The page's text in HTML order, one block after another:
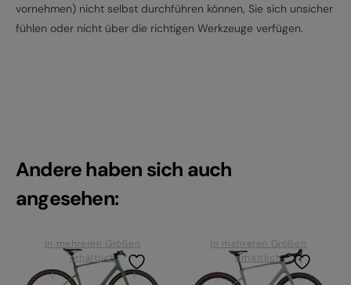
vornehmen) nicht selbst durchführen können, Sie sich unsicher
fühlen oder nicht über die richtigen Werkzeuge verfügen.
Andere haben sich auch
angesehen:
In mehreren Größen
erhältlich
In mehreren Größen
erhältlich